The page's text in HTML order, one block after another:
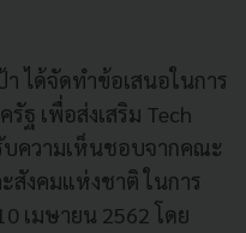
ได้จัดทำข้อเสนอในการ
ฐ เพื่อส่งเสริม Tech
บความเห็นชอบจากคณะ
สังคมแห่งชาติ ในการ
เมษายน 2562 โดย